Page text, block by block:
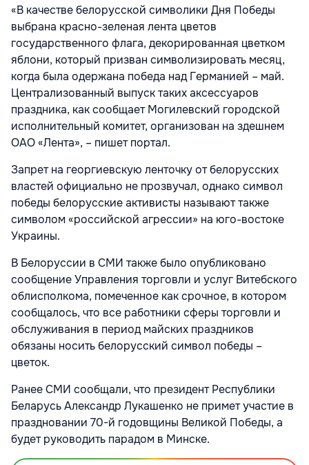
«В качестве белорусской символики Дня Победы
выбрана красно-зеленая лента цветов
государственного флага, декорированная цветком
яблони, который призван символизировать месяц,
когда была одержана победа над Германией – май.
Централизованный выпуск таких аксессуаров
праздника, как сообщает Могилевский городской
исполнительный комитет, организован на здешнем
ОАО «Лента», – пишет портал.
Запрет на георгиевскую ленточку от белорусских
властей официально не прозвучал, однако символ
победы белорусские активисты называют также
символом «российской агрессии» на юго-востоке
Украины.
В Белоруссии в СМИ также было опубликовано
сообщение Управления торговли и услуг Витебского
облисполкома, помеченное как срочное, в котором
сообщалось, что все работники сферы торговли и
обслуживания в период майских праздников
обязаны носить белорусский символ победы –
цветок.
Ранее СМИ сообщали, что президент Республики
Беларусь Александр Лукашенко не примет участие в
праздновании 70-й годовщины Великой Победы, а
будет руководить парадом в Минске.